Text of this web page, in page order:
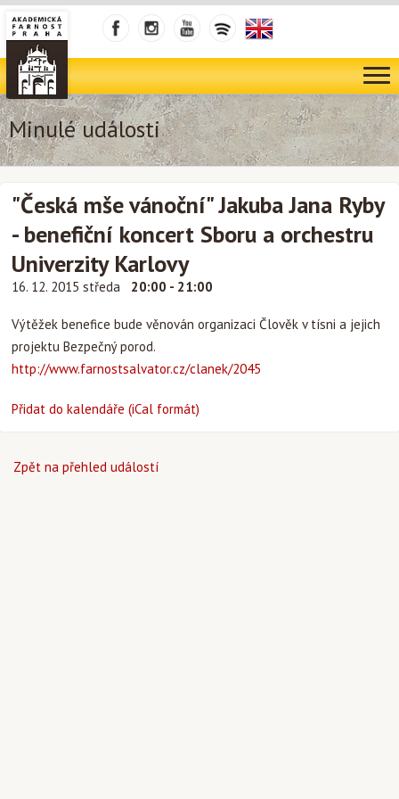
Minulé události
"Česká mše vánoční" Jakuba Jana Ryby
- benefiční koncert Sboru a orchestru
Univerzity Karlovy
16. 12. 2015 středa 20:00 - 21:00
Výtěžek benefice bude věnován organizaci Člověk v tísni a jejich
projektu Bezpečný porod.
http://www.farnostsalvator.cz/clanek/2045
Přidat do kalendáře (iCal formát)
Zpět na přehled událostí